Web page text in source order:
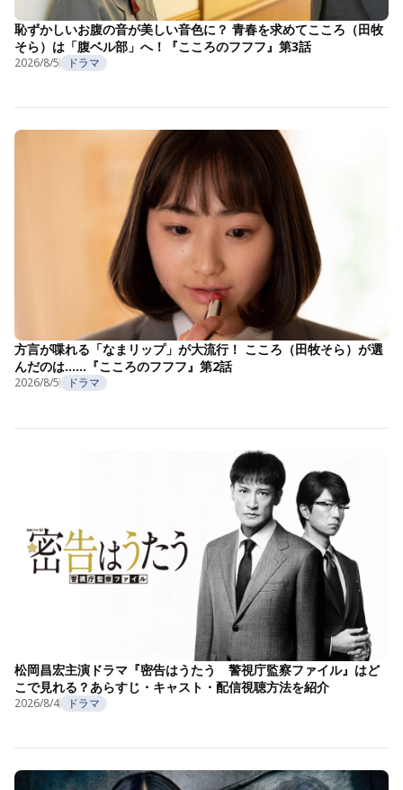
恥ずかしいお腹の音が美しい音色に？ 青春を求めてこころ（田牧
そら）は「腹ベル部」へ！『こころのフフフ』第3話
2026/8/5 ドラマ
方言が喋れる「なまリップ」が大流行！ こころ（田牧そら）が選
んだのは……『こころのフフフ』第2話
2026/8/5 ドラマ
松岡昌宏主演ドラマ『密告はうたう 警視庁監察ファイル』はど
こで見れる？あらすじ・キャスト・配信視聴方法を紹介
2026/8/4 ドラマ